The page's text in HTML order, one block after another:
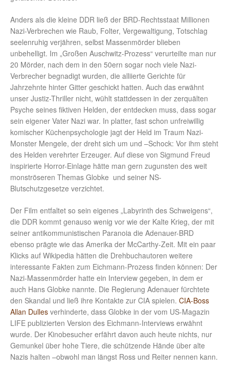
Anders als die kleine DDR ließ der BRD-Rechtsstaat Millionen
Nazi-Verbrechen wie Raub, Folter, Vergewaltigung, Totschlag
seelenruhig verjähren, selbst Massenmörder blieben
unbehelligt. Im „Großen Auschwitz-Prozess“ verurteilte man nur
20 Mörder, nach dem in den 50ern sogar noch viele Nazi-
Verbrecher begnadigt wurden, die alliierte Gerichte für
Jahrzehnte hinter Gitter geschickt hatten. Auch das erwähnt
unser Justiz-Thriller nicht, wühlt stattdessen in der zerquälten
Psyche seines fiktiven Helden, der entdecken muss, dass sogar
sein eigener Vater Nazi war. In platter, fast schon unfreiwillig
komischer Küchenpsychologie jagt der Held im Traum Nazi-
Monster Mengele, der dreht sich um und –Schock: Vor ihm steht
des Helden verehrter Erzeuger. Auf diese von Sigmund Freud
inspirierte Horror-Einlage hätte man gern zugunsten des weit
monströseren Themas Globke und seiner NS-
Blutschutzgesetze verzichtet.
Der Film entfaltet so sein eigenes „Labyrinth des Schweigens“,
die DDR kommt genauso wenig vor wie der Kalte Krieg, der mit
seiner antikommunistischen Paranoia die Adenauer-BRD
ebenso prägte wie das Amerika der McCarthy-Zeit. Mit ein paar
Klicks auf Wikipedia hätten die Drehbuchautoren weitere
interessante Fakten zum Eichmann-Prozess finden können: Der
Nazi-Massenmörder hatte ein Interview gegeben, in dem er
auch Hans Globke nannte. Die Regierung Adenauer fürchtete
den Skandal und ließ ihre Kontakte zur CIA spielen. CIA-Boss
Allan Dulles verhinderte, dass Globke in der vom US-Magazin
LIFE publizierten Version des Eichmann-Interviews erwähnt
wurde. Der Kinobesucher erfährt davon auch heute nichts, nur
Gemunkel über hohe Tiere, die schützende Hände über alte
Nazis halten –obwohl man längst Ross und Reiter nennen kann.